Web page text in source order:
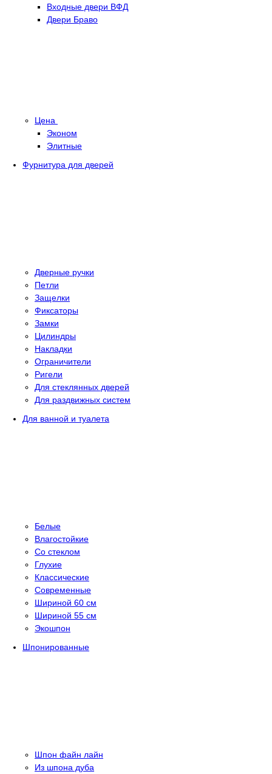
Входные двери ВФД
Двери Браво
Цена
Эконом
Элитные
Фурнитура для дверей
Дверные ручки
Петли
Защелки
Фиксаторы
Замки
Цилиндры
Накладки
Ограничители
Ригели
Для стеклянных дверей
Для раздвижных систем
Для ванной и туалета
Белые
Влагостойкие
Со стеклом
Глухие
Классические
Современные
Шириной 60 см
Шириной 55 см
Экошпон
Шпонированные
Шпон файн лайн
Из шпона дуба